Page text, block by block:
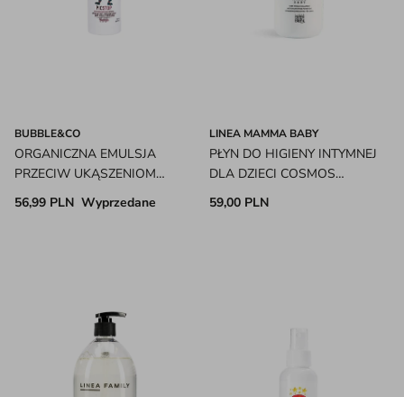
BUBBLE&CO
ORGANICZNA EMULSJA
PRZECIW UKĄSZENIOM
PICSTOP 0M+ BUBBLE&CO
56,99 PLN Wyprzedane
LINEA MAMMA BABY
PŁYN DO HIGIENY INTYMNEJ
DLA DZIECI COSMOS
NATURAL 250ML LINEA
MAMMA BABY
59,00 PLN